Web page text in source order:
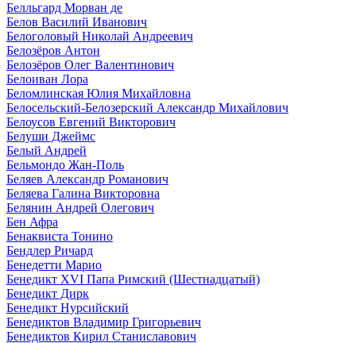
Белльгард Морван де
Белов Василий Иванович
Белоголовый Николай Андреевич
Белозёров Антон
Белозёров Олег Валентинович
Белоиван Лора
Беломлинская Юлия Михайловна
Белосельский-Белозерский Александр Михайлович
Белоусов Евгений Викторович
Белуши Джеймс
Белый Андрей
Бельмондо Жан-Поль
Беляев Александр Романович
Беляева Галина Викторовна
Белянин Андрей Олегович
Бен Афра
Бенаквиста Тонино
Бендлер Ричард
Бенедетти Марио
Бенедикт XVI Папа Римский (Шестнадцатый)
Бенедикт Дирк
Бенедикт Нурсийский
Бенедиктов Владимир Григорьевич
Бенедиктов Кирил Станиславович